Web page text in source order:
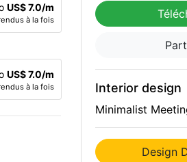
US$ 7.0/m
à la fois
US$ 7.0/m
à la fois Interior design
Minimalist
Design